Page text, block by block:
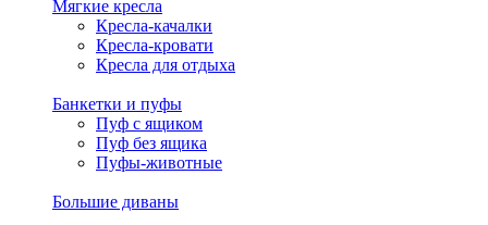
Мягкие кресла
Кресла-качалки
Кресла-кровати
Кресла для отдыха
Банкетки и пуфы
Пуф с ящиком
Пуф без ящика
Пуфы-животные
Большие диваны